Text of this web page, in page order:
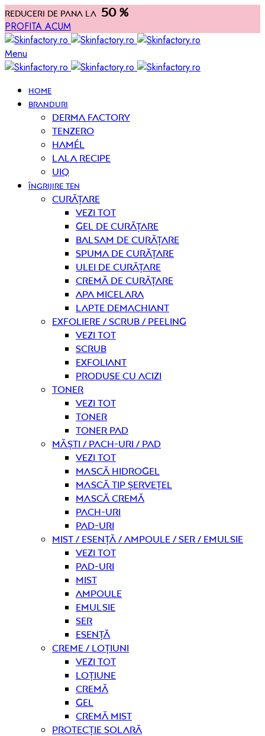
Reduceri de pana la 50 %
PROFITA ACUM
Menu
HOME
BRANDURI
Derma Factory
Tenzero
Hamél
Lala Recipe
UIQ
ÎNGRIJIRE TEN
curățare
Vezi tot
Gel de curățare
Balsam de curățare
Spuma de curățare
Ulei de curățare
Cremă de curățare
Apa micelara
Lapte demachiant
Exfoliere / Scrub / Peeling
Vezi tot
Scrub
Exfoliant
Produse cu acizi
Toner
Vezi tot
Toner
Toner pad
Măști / Pach-uri / Pad
Vezi tot
Mască hidrogel
Mască tip șervețel
Mască Cremă
Pach-uri
Pad-uri
Mist / Esență / Ampoule / Ser / Emulsie
Vezi tot
Pad-uri
Mist
Ampoule
Emulsie
Ser
Esență
Creme / Loțiuni
Vezi tot
Loțiune
Cremă
Gel
Cremă mist
Protecție solară